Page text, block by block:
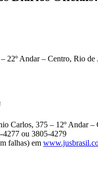
22º Andar – Centro, Rio de
Carlos, 375 – 12º Andar –
4277 ou 3805-4279
falhas) em